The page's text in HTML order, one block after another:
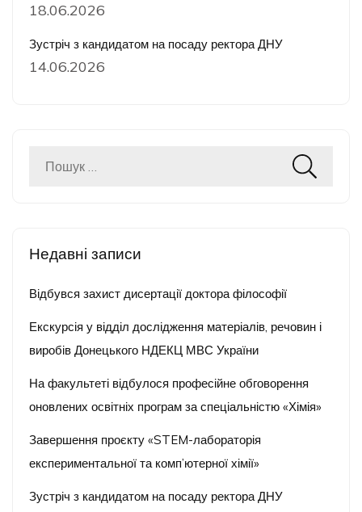
18.06.2026
Зустріч з кандидатом на посаду ректора ДНУ
14.06.2026
Пошук:
Недавні записи
Відбувся захист дисертації доктора філософії
Екскурсія у відділ дослідження матеріалів, речовин і
виробів Донецького НДЕКЦ МВС України
На факультеті відбулося професійне обговорення
оновлених освітніх програм за спеціальністю «Хімія»
Завершення проєкту «STEM-лабораторія
експериментальної та комп’ютерної хімії»
Зустріч з кандидатом на посаду ректора ДНУ